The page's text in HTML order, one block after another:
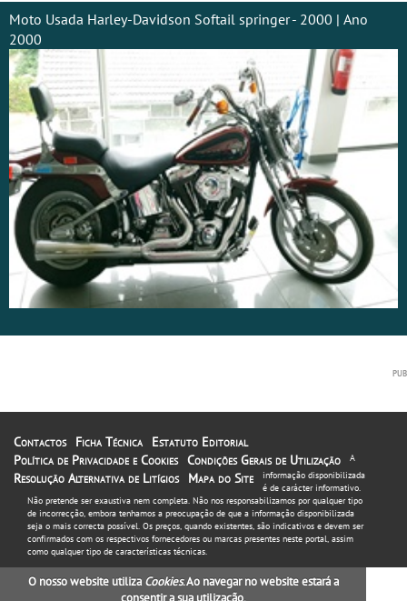
Moto Usada Harley-Davidson Softail springer - 2000 | Ano
2000
Contactos Ficha Técnica
Estatuto Editorial
Política de Privacidade e Cookies Condições Gerais de Utilização
Resolução Alternativa de Litígios
Mapa do Site
A
informação disponibilizada
é de carácter informativo.
Não pretende ser exaustiva nem completa. Não nos responsabilizamos por qualquer tipo
de incorrecção, embora tenhamos a preocupação de que a informação disponibilizada
seja o mais correcta possível. Os preços, quando existentes, são indicativos e devem ser
confirmados com os respectivos fornecedores ou marcas presentes neste portal, assim
como qualquer tipo de características técnicas.
O nosso website utiliza Cookies. Ao navegar no website estará a
consentir a sua utilização.